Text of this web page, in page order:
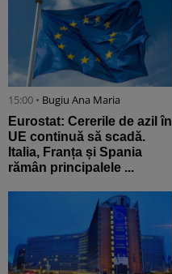
15:00 • Bugiu ⁠Ana Maria
Eurostat: Cererile de azil în
UE continuă să scadă.
Italia, Franța și Spania
rămân principalele ...